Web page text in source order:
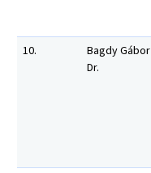
10.
Bagdy Gábor
Dr.